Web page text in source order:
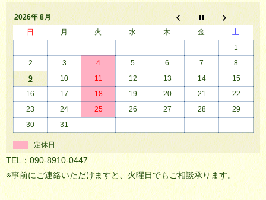
2026年 8月
日
月 火 水 木 金
土
1
2
3 4 5 6 7
8
9
10 11 12 13 14
15
16
17 18 19 20 21
22
23
24 25 26 27 28
29
30
31
定休日
TEL：090-8910-0447
※事前にご連絡いただけますと、火曜日でもご相談承ります。